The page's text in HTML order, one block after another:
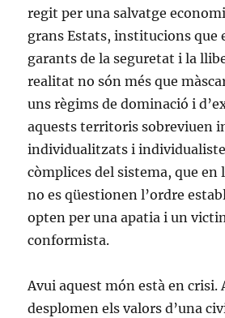
regit per una salvatge
grans Estats, institucions que
garants de la seguretat i la
realitat no són més que
uns règims de dominació i
aquests territoris sobreviuen
individualitzats i
còmplices del sistema, que en
no es qüestionen l’ordre
opten per una apatia i un
conformista.
Avui aquest món està en crisi.
desplomen els valors d’una